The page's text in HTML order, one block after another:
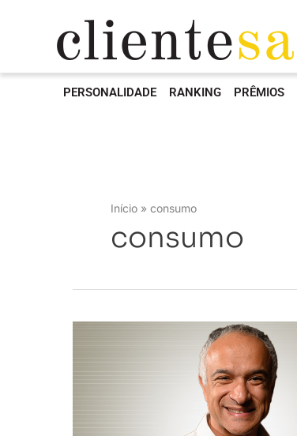
PERSONALIDADE RANKING PRÊMIOS
Início consumo
consumo